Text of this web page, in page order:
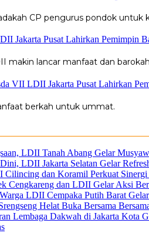
CP pengurus pondok
Jakarta Pusat Lahirkan Pemimpin
makin lancar manfaat dan barokah
VII LDII Jakarta Pusat Lahirkan
berkah untuk ummat.
LDII Tanah Abang Gelar
LDII Jakarta Selatan Gelar
dan Koramil Perkuat
Cengkareng dan LDII Gelar Aksi
LDII Cempaka Putih Barat
Helat Buka Bersama
Lembaga Dakwah di Jakarta Kota